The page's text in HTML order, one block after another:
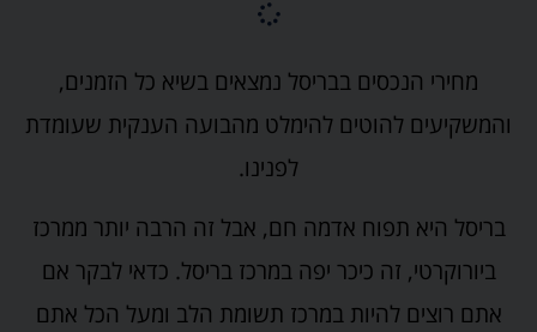
מחירי הנכסים בבריסל נמצאים בשיא כל הזמנים,
והמשקיעים להוטים להימלט מהבועה הענקית שעומדת
לפנינו.
בריסל היא תפוח אדמה חם, אבל זה הרבה יותר ממרכז
ביורוקרטי, זה כיכר יפה במרכז בריסל. כדאי לבקר אם
אתם רוצים להיות במרכז תשומת הלב ומעל הכל אתם